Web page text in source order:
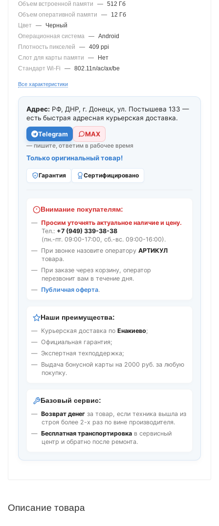
Объем встроенной памяти
— 512 Гб
Объем оперативной памяти
—
12 Гб
Цвет
—
Черный
Операционная система — Android
Плотность пикселей
— 409 ppi
Слот для карты памяти
—
Нет
Стандарт Wi-Fi
— 802.11n/ac/ax/be
Все характеристики
Адрес: РФ, ДНР, г. Донецк, ул. Постышева 133 —
есть быстрая адресная курьерская доставка.
Telegram МАХ
— пишите, ответим в рабочее время
Только оригинальный товар!
Гарантия Сертифицировано
Внимание покупателям:
Просим уточнять актуальное наличие и цену.
Тел.: +7 (949) 339-38-38
(пн.-пт. 09:00-17:00, сб.-вс. 09:00-16:00).
При звонке назовите оператору АРТИКУЛ
товара.
При заказе через корзину, оператор
перезвонит вам в течение дня.
Публичная оферта.
Наши преимущества:
Курьерская доставка по Енакиево;
Официальная гарантия;
Экспертная техподдержка;
Выдача бонусной карты на 2000 руб. за любую
покупку.
Базовый сервис:
Возврат денег за товар, если техника вышла из
строя более 2-х раз по вине производителя.
Бесплатная транспортировка в сервисный
центр и обратно после ремонта.
Описание товара